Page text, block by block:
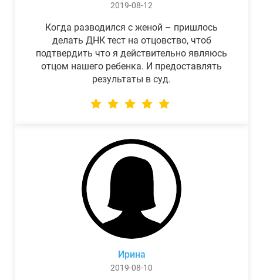
2019-08-12
Когда разводился с женой – пришлось
делать ДНК тест на отцовство, чтоб
подтвердить что я действительно являюсь
отцом нашего ребенка. И предоставлять
результаты в суд.
Ирина
2019-08-10